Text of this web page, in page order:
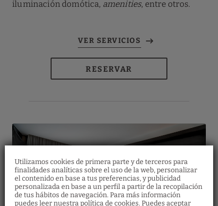
Utilizamos cookies de primera parte y de terceros para
finalidades analíticas sobre el uso de la web, personalizar
el contenido en base a tus preferencias, y publicidad
personalizada en base a un perfil a partir de la recopilación
de tus hábitos de navegación. Para más información
puedes leer nuestra política de cookies. Puedes aceptar
iluminación domótica, amenities, entre otros.
RESERVAR
Restaurante
Bonos regalo